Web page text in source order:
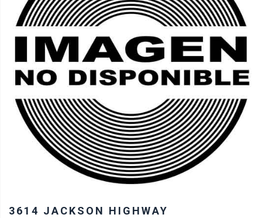
3614 JACKSON HIGHWAY